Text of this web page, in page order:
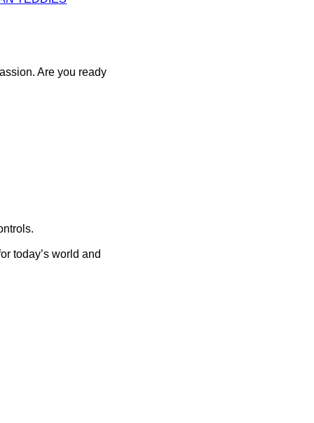
Are you ready
today’s world and